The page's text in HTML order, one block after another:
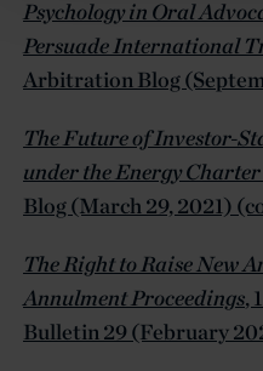
Psychology in Oral
Persuade International
Arbitration Blog
The Future of Investor-
under the Energy
Blog (March 29, 2021)
The Right to Raise New
Annulment Proceedings,
Bulletin 29 (February